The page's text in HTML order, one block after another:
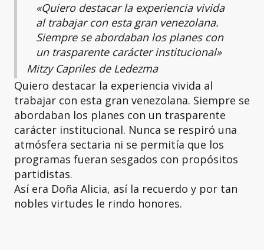
«Quiero destacar la experiencia vivida
al trabajar con esta gran venezolana.
Siempre se abordaban los planes con
un trasparente carácter institucional»
Mitzy Capriles de Ledezma
Quiero destacar la experiencia vivida al
trabajar con esta gran venezolana. Siempre se
abordaban los planes con un trasparente
carácter institucional. Nunca se respiró una
atmósfera sectaria ni se permitía que los
programas fueran sesgados con propósitos
partidistas.
Así era Doña Alicia, así la recuerdo y por tan
nobles virtudes le rindo honores.